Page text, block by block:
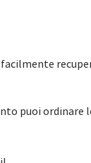
puoi ordinare